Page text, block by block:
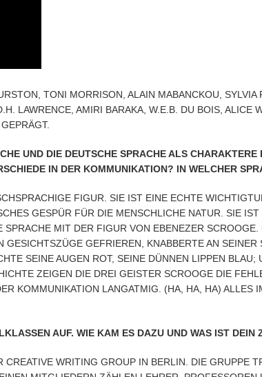
TONI MORRISON, ALAIN MABANCKOU,
LAWRENCE, AMIRI BARAKA, W.E.B. DU BOIS, ALICE
UND DIE DEUTSCHE SPRACHE ALS
IN DER KOMMUNIKATION? IN WELCHER
FIGUR. SIE IST EINE ECHTE
GESPÜR FÜR DIE MENSCHLICHE NATUR. SIE
SPRACHE MIT DER FIGUR VON EBENEZER
GEFRIEREN, KNABBERTE AN SEINER
SEINE AUGEN ROT, SEINE DÜNNEN LIPPEN BLAU;
ZEIGEN DIE DREI GEISTER SCROOGE DIE
KOMMUNIKATION LANGATMIG. (HA, HA, HA) ALLES IM
AUF. WIE KAM ES DAZU UND WAS IST DEIN
CREATIVE WRITING GROUP IN BERLIN. DIE GRUPPE